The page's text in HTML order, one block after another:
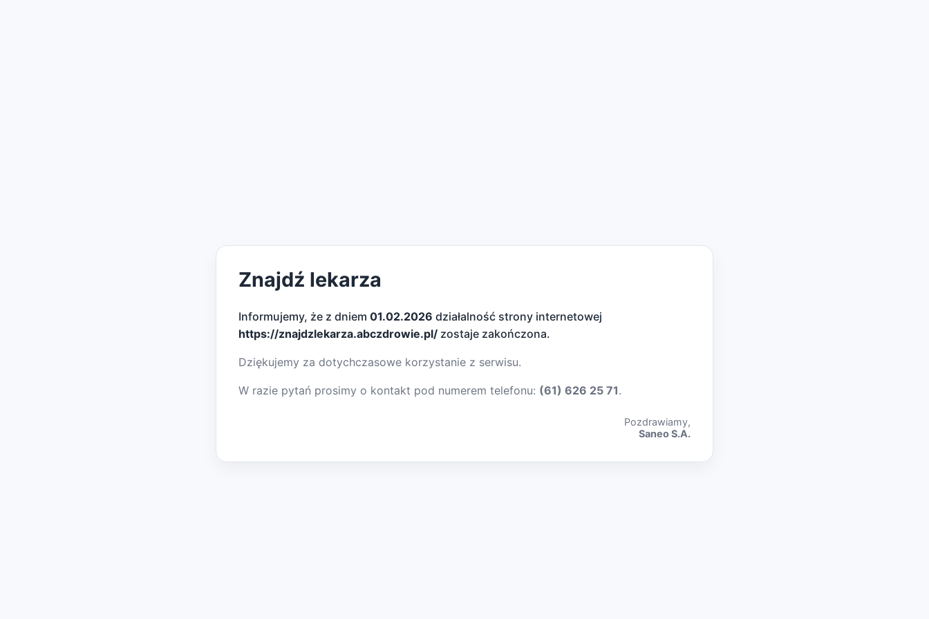
Znajdź lekarza
Informujemy, że z dniem 01.02.2026 działalność strony internetowej
https://znajdzlekarza.abczdrowie.pl/ zostaje zakończona.
Dziękujemy za dotychczasowe korzystanie z serwisu.
W razie pytań prosimy o kontakt pod numerem telefonu: (61) 626 25 71.
Pozdrawiamy,
Saneo S.A.